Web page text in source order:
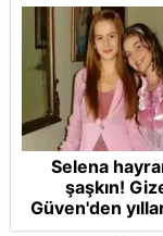
Selena
şaşkın!
Güven'den
gelen Cansu